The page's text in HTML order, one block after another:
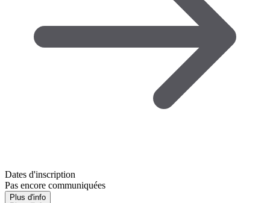
Dates d'inscription
Pas encore communiquées
Plus d'info